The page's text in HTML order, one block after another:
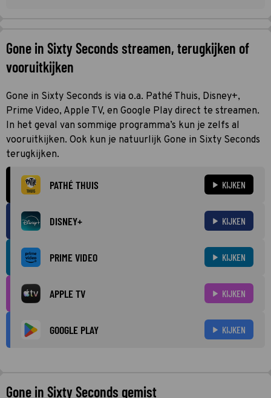
Gone in Sixty Seconds streamen, terugkijken of
vooruitkijken
Gone in Sixty Seconds is via o.a. Pathé Thuis, Disney+,
Prime Video, Apple TV, en Google Play direct te streamen.
In het geval van sommige programma’s kun je zelfs al
vooruitkijken. Ook kun je natuurlijk Gone in Sixty Seconds
terugkijken.
PATHÉ THUIS KIJKEN
DISNEY+ KIJKEN
PRIME VIDEO KIJKEN
APPLE TV KIJKEN
GOOGLE PLAY KIJKEN
Gone in Sixty Seconds gemist